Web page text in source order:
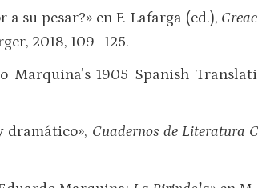
su pesar?» en F. Lafarga (ed.),
2018, 109–125.
Marquina’s 1905 Spanish
dramático», Cuadernos de Literatura